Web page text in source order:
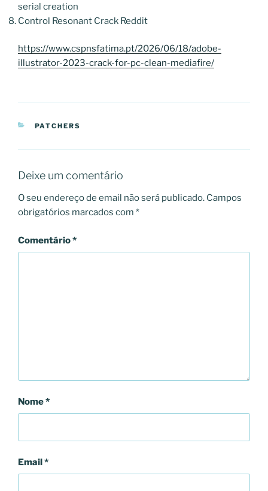
serial creation
Control Resonant Crack Reddit
https://www.cspnsfatima.pt/2026/06/18/adobe-
illustrator-2023-crack-for-pc-clean-mediafire/
CATEGORIAS
PATCHERS
Deixe um comentário
O seu endereço de email não será publicado. Campos
obrigatórios marcados com *
Comentário*
Nome*
Email*